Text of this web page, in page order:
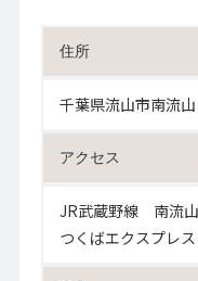
住所
千葉県流山市南流
アクセス
JR武蔵野線 南流
つくばエクスプレ